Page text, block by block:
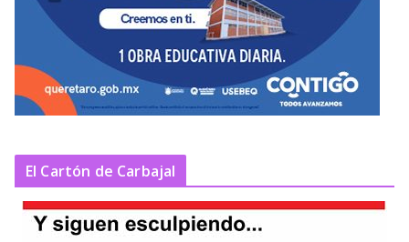
El Cartón de Carbajal